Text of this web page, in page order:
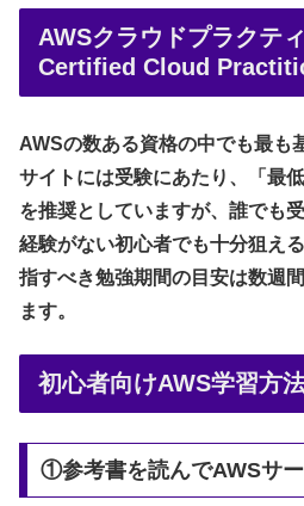
AWSクラウドプラクテ
Certified Cloud
AWSの数ある資格の中でも最も
サイトには受験にあたり、「最
を推奨としていますが、誰でも
経験がない初心者でも十分狙え
指すべき勉強期間の目安は数週
ます。
初心者向けAWS学習方
①参考書を読んでAWSサ